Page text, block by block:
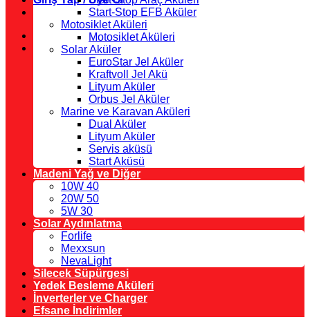
Start-Stop EFB Aküler
Motosiklet Aküleri
Motosiklet Aküleri
Solar Aküler
EuroStar Jel Aküler
Kraftvoll Jel Akü
Lityum Aküler
Orbus Jel Aküler
Marine ve Karavan Aküleri
Dual Aküler
Lityum Aküler
Servis aküsü
Start Aküsü
Madeni Yağ ve Diğer
10W 40
20W 50
5W 30
Solar Aydınlatma
Forlife
Mexxsun
NevaLight
Silecek Süpürgesi
Yedek Besleme Aküleri
İnverterler ve Charger
Efsane İndirimler